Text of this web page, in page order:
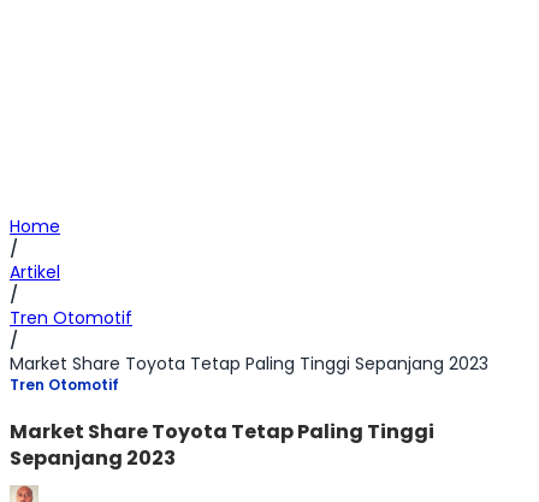
Home
/
Artikel
/
Tren Otomotif
/
Market Share Toyota Tetap Paling Tinggi Sepanjang 2023
Tren Otomotif
Market Share Toyota Tetap Paling Tinggi
Sepanjang 2023